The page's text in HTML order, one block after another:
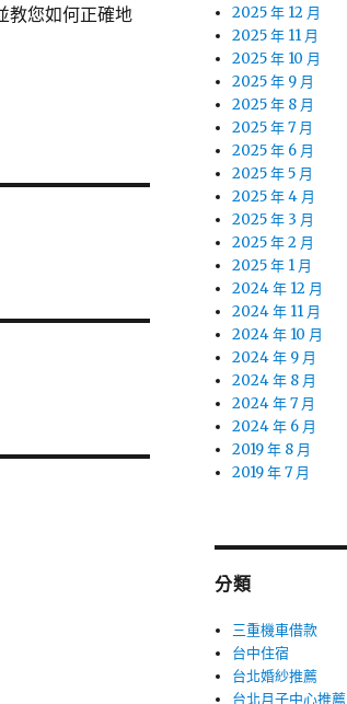
教您如何正確地
2025 年 12 月
2025 年 11 月
2025 年 10 月
2025 年 9 月
2025 年 8 月
2025 年 7 月
2025 年 6 月
2025 年 5 月
2025 年 4 月
2025 年 3 月
2025 年 2 月
2025 年 1 月
2024 年 12 月
2024 年 11 月
2024 年 10 月
2024 年 9 月
2024 年 8 月
2024 年 7 月
2024 年 6 月
2019 年 8 月
2019 年 7 月
分類
三重機車借款
台中住宿
台北婚紗推薦
台北月子中心推薦